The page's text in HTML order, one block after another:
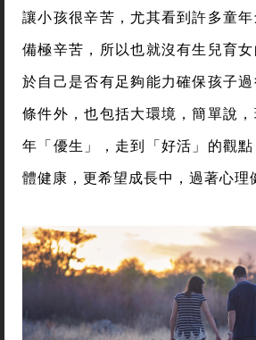
讓小孩很辛苦，尤其看到許多童
備極辛苦，所以也就沒有生兒育
於自己是否有足夠能力確保孩子
條件外，也包括大環境，簡單說
年「優生」，走到「好活」的觀
體健康，更希望成長中，過著心理